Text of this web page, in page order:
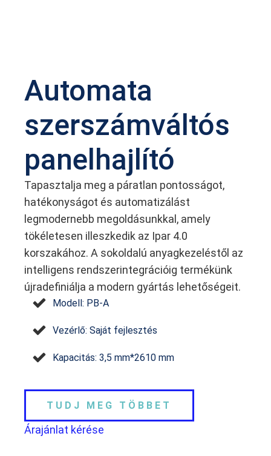
Automata
szerszámváltós
panelhajlító
Tapasztalja meg a páratlan pontosságot,
hatékonyságot és automatizálást
legmodernebb megoldásunkkal, amely
tökéletesen illeszkedik az Ipar 4.0
korszakához. A sokoldalú anyagkezeléstől az
intelligens rendszerintegrációig termékünk
újradefiniálja a modern gyártás lehetőségeit.
Modell: PB-A
Vezérlő: Saját fejlesztés
Kapacitás: 3,5 mm*2610 mm
TUDJ MEG TÖBBET
Árajánlat kérése